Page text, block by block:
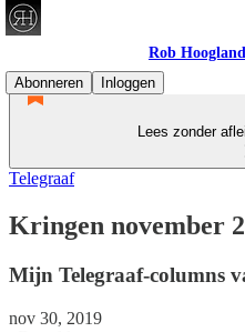
Rob
Abonneren
Inloggen
Lees zonder
Telegraaf
Kringen november
Mijn Telegraaf-columns
nov 30, 2019